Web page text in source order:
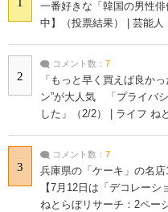
一番好きな「韓国の男性
中】（投票結果） | 芸能人
2
コメント数： 7
「もっと早く買えば良か
ン”が大人気 「プライバ
した」（2/2） | ライフ ね
3
コメント数： 7
兵庫県の「ケーキ」の名
【7月12日は「デコレー
ねとらぼリサーチ：2ペー